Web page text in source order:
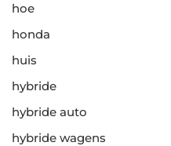
hoe
honda
huis
hybride
hybride auto
hybride wagens